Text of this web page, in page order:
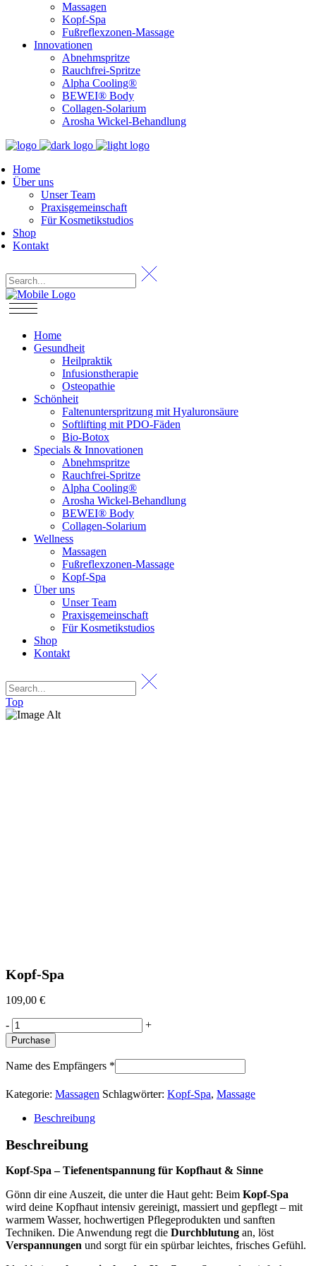
Massagen
Kopf-Spa
Fußreflexzonen-Massage
Innovationen
Abnehmspritze
Rauchfrei-Spritze
Alpha Cooling®
BEWEI® Body
Collagen-Solarium
Arosha Wickel-Behandlung
Home
Über uns
Unser Team
Praxisgemeinschaft
Für Kosmetikstudios
Shop
Kontakt
Home
Gesundheit
Heilpraktik
Infusionstherapie
Osteopathie
Schönheit
Faltenunterspritzung mit Hyaluronsäure
Softlifting mit PDO-Fäden
Bio-Botox
Specials & Innovationen
Abnehmspritze
Rauchfrei-Spritze
Alpha Cooling®
Arosha Wickel-Behandlung
BEWEI® Body
Collagen-Solarium
Wellness
Massagen
Fußreflexzonen-Massage
Kopf-Spa
Über uns
Unser Team
Praxisgemeinschaft
Für Kosmetikstudios
Shop
Kontakt
Top
Kopf-Spa
109,00 €
Kopf-
Spa
quantity
- +
Purchase
Name des Empfängers *
Kategorie: Massagen Schlagwörter: Kopf-Spa, Massage
Beschreibung
Beschreibung
Kopf-Spa – Tiefenentspannung für Kopfhaut & Sinne
Gönn dir eine Auszeit, die unter die Haut geht: Beim Kopf-Spa
wird deine Kopfhaut intensiv gereinigt, massiert und gepflegt – mit
warmem Wasser, hochwertigen Pflegeprodukten und sanften
Techniken. Die Anwendung regt die Durchblutung an, löst
Verspannungen und sorgt für ein spürbar leichtes, frisches Gefühl.